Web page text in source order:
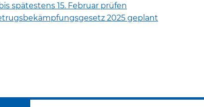
spätestens 15. Februar prüfen
2025 geplant